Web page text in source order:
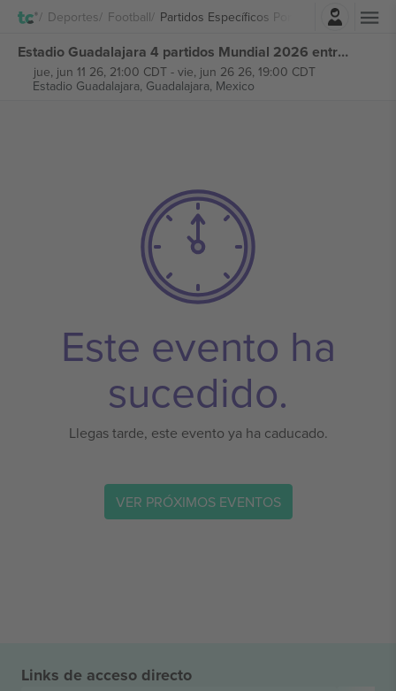
Deportes Football Partidos Específicos Por Sede Copa
Iniciar sesión
Estadio Guadalajara 4 partidos Mundial 2026 entradas
jue, jun 11 26, 21:00 CDT- vie, jun 26 26, 19:00 CDT
Estadio Guadalajara, Guadalajara, Mexico
Este evento ha
sucedido.
Llegas tarde, este evento ya ha caducado.
VER PRÓXIMOS EVENTOS
Links de acceso directo